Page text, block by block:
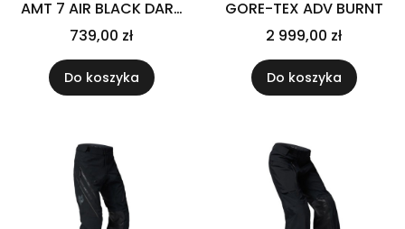
AMT 7 AIR BLACK DARK
SHADOW
739,00 zł
Do koszyka
GORE-TEX ADV BURNT
2 999,00 zł
Do koszyka